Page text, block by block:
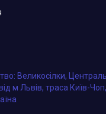
Великосілки,
м Львів, траса Київ-Чоп,